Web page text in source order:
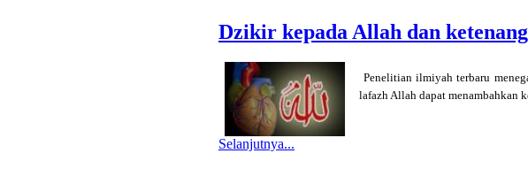
Dzikir kepada Allah dan
Penelitian ilmiyah terbaru
lafazh Allah dapat menambahkan
Selanjutnya...